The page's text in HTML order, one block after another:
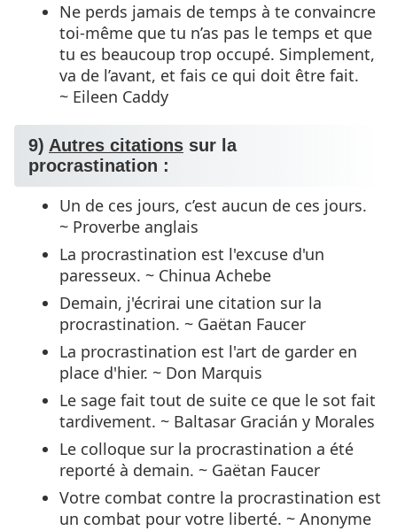
Ne perds jamais de temps à te convaincre
toi-même que tu n’as pas le temps et que
tu es beaucoup trop occupé. Simplement,
va de l’avant, et fais ce qui doit être fait.
~ Eileen Caddy
9) Autres citations sur la
procrastination :
Un de ces jours, c’est aucun de ces jours.
~ Proverbe anglais
La procrastination est l'excuse d'un
paresseux. ~ Chinua Achebe
Demain, j'écrirai une citation sur la
procrastination. ~ Gaëtan Faucer
La procrastination est l'art de garder en
place d'hier. ~ Don Marquis
Le sage fait tout de suite ce que le sot fait
tardivement. ~ Baltasar Gracián y Morales
Le colloque sur la procrastination a été
reporté à demain. ~ Gaëtan Faucer
Votre combat contre la procrastination est
un combat pour votre liberté. ~ Anonyme